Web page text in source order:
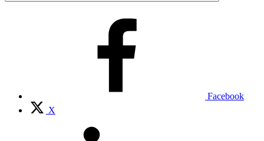
Facebook
X